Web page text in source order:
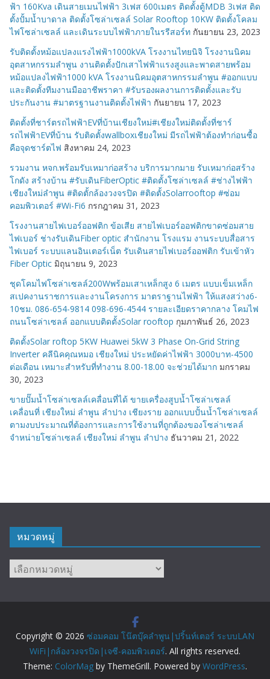
ฟ้า 160Kva เดินสายเมนไฟฟ้า 3เฟส 600เมตร ติดตั้งตู้MDB 3เฟส ติด
ตั้งปั้มน้ำบาดาล ติดตั้งโซล่าเซลล์ Solar Rooftop 10KW ติดตั้งโคลม
ไฟโซล่าเซลล์ และเดินระบบไฟฟ้าภายในรรีสอร์ท กันยายน 23, 2023
รับติดตั้งหม้อแปลงแรงไฟฟ้า1000kVA โรงงานไทยนิจิ โรงงานนิคม
อุตสาหกรรมลำพูน งานติดตั้งปักเสาไฟฟ้าแรงสูงและพาดสายพร้อม
หม้อแปลงไฟฟ้า1000 kVA โรงงานนิคมอุตสาหกรรมลำพูน #ออกแบบ
และติดตั้งทีมงานมืออาชีพราคา #รับรองผลงานการติดตั้งและรับ
ประกันงาน #มาตรฐานงานติดตั้งไฟฟ้า กันยายน 17, 2023
ติดตั้งที่ชาร์ตรถไฟฟ้าEVที่บ้านเชียงใหม่#เชียงใหม่ติดตั้งที่ชาร์
รถไฟฟ้าEVที่บ้าน รับติดตั้งwallboxเชียงใหม่ มีรถไฟฟ้าต้องทำก่อนซื้อ
คือจุดชาร์ตไฟ สิงหาคม 24, 2023
รวมงาน หจก.พร้อมรับเหมาก่อสร้าง บริการมากมาย รับเหมาก่อสร้าง
โกดัง สร้างบ้าน #รับเดินFiberOptic #ติดตั้งโซล่าเซลล์ #ช่างไฟฟ้า
เชียงใหม่ลำพูน #ติดตั้กล้องวงจรปิด #ติดตั้งSolarrooftop #ซ่อม
คอมพิวเตอร์ #Wi-Fi6 กรกฎาคม 31, 2023
โรงงานสายไฟเบอร์ออฟติก ข้อเสีย สายไฟเบอร์ออฟติกขาดซ่อมสาย
ไฟเบอร์ ช่างรับเดินFiber optic สำนักงาน โรงแรม งานระบบสื่อสาร
ไฟเบอร์ ระบบแลนอินเตอร์เน็ต รับเดินสายไฟเบอร์ออฟติก รับเข้าหัว
Fiber Optic มิถุนายน 9, 2023
ชุดโคมไฟโซล่าเซลล์200Wพร้อมเสาเหล็กสูง 6 เมตร แบบเข็มเหล็ก
สเปคงานราชการและงานโครงการ มาตราฐานไฟฟ้า ให้แสงสว่าง6-
10ชม. 086-654-9814 098-696-4544 รายละเอียดราคากลาง โคมไฟ
ถนนโซล่าเซลล์ ออกแบบติดตั้งSolar rooftop กุมภาพันธ์ 26, 2023
ติดตั้งSolar roftop 5KW Huawei 5kW 3 Phase On-Grid String
Inverter คลีนิคคุณหมอ เชียงใหม่ ประหยัดค่าไฟฟ้า 3000บาท-4500
ต่อเดือน เหมาะสำหรับที่ทำงาน 8.00-18.00 จะช่วยได้มาก มกราคม
30, 2023
ขายปั๊มน้ำโซล่าเซลล์เคลื่อนที่ได้ ขายเครื่องสูบน้ำโซล่าเซลล์
เคลื่อนที่ เชียงใหม่ ลำพูน ลำปาง เชียงราย ออกแบบปั้นน้ำโซล่าเซลล์
ตามงบประมาณที่ต้องการและการใช้งานที่ถูกต้องของโซล่าเซลล์
จำหน่ายโซล่าเซลล์ เชียงใหม่ ลำพูน ลำปาง ธันวาคม 21, 2022
หมวดหมู่
หมวด
หมู่
Copyright © 2026 ซ่อมคอม โน๊ตบุ๊คลำพูน|ปริ้นท์เตอร์ ระบบLAN
WiFi|กล้องวงจรปิด|เจซี-คอมพิวเตอร์. All rights reserved.
Theme: ColorMag by ThemeGrill. Powered by WordPress.